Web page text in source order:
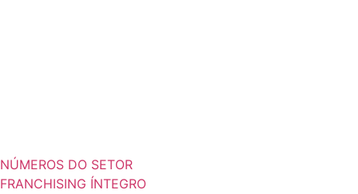
NÚMEROS DO SETOR
FRANCHISING ÍNTEGRO